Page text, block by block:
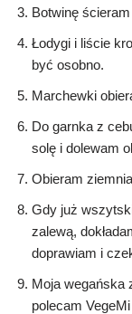
Botwinę
Łodygi i liście
być osobno.
Marchewki
Do garnka z
solę i dolewam
Obieram
Gdy już
zalewą,
doprawiam i
Moja wegańska
polecam VegeMi